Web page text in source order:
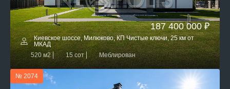
187 400 000 ₽
Киевское шоссе, Милюково, КП Чистые ключи, 25 км от
МКАД
520 м2
15 сот Меблирован
№ 2074